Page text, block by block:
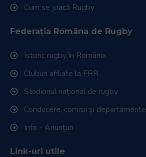
Cum se joacă Rugby
Federația Româna de Rugby
Istoric rugby în România
Cluburi afiliate la FRR
Stadionul național de rugby
Conducere, comisii și departamente
Info - Anunțuri
Link-uri utile